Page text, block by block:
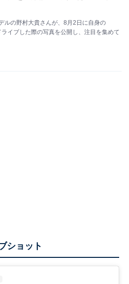
ルの野村大貴さんが、8月2日に自身の
イブした際の写真を公開し、注目を集めて
ショット